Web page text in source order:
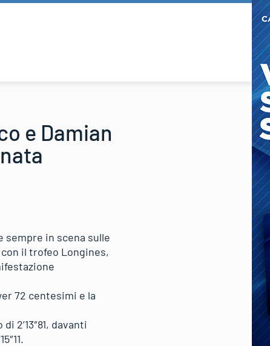
e Damian
sempre in scena sulle
con il trofeo Longines,
72 centesimi e la
2’13″81, davanti